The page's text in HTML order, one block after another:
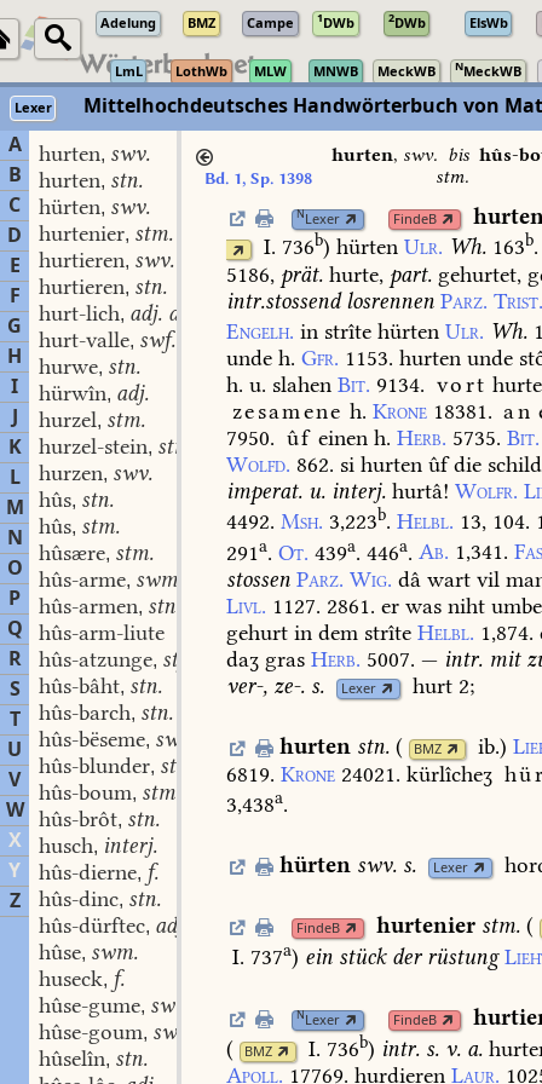
Adelung BMZ Campe 1DWb 2DWb ElsWb
LmL LothWb MLW MNWB MeckWB NMeckWB
Lexer
Mittelhochdeutsches Handwörterbuch von
A
B
C
D
E
F
G
H
I
J
K
L
M
N
O
P
Q
R
S
T
U
V
W
X
Y
Z
hurten, swv.
hurten, stn.
hürten, swv.
hurtenier, stm.
hurtieren, swv.
hurtieren, stn.
hurt-lich, adj. adv.
hurt-valle, swf.
hurwe, stn.
hürwîn, adj.
hurzel, stm.
hurzel-stein, stm.
hurzen, swv.
hûs, stn.
hûs, stm.
hûsære, stm.
hûs-arme, swm.
hûs-armen, stn.
hûs-arm-liute
hûs-atzunge, stf.
hûs-bâht, stn.
hûs-barch, stn.
hûs-bëseme, swm.
hûs-blunder, stm.
hûs-boum, stm.
hûs-brôt, stn.
husch, interj.
hûs-dierne, f.
hûs-dinc, stn.
hûs-dürftec, adj.
hûse, swm.
huseck, f.
hûse-gume, swm.
hûse-goum, swm.
hûselîn, stn.
Bd. 1, Sp. 1398
hurten, swv. bis hûs-
stm.
NLexer FindeB
I. 736b) hürten Ulr. Wh. 163b.
5186, prät. hurte, part. gehurtet,
intr.stossendlosrennen Parz.
Engelh. in strîte hürten Ulr. Wh.
unde h. Gfr. 1153. hurten unde
h. u. slahen Bit. 9134. vort
zesamene h. Krone 18381. an
7950. ûf einenh. Herb. 5735. Bit.
Wolfd. 862. si hurten ûfdie
imperat. u. interj. hurtâ! Wolfr.
4492. Msh. 3,223b. Helbl. 13, 104.
291a. Ot. 439a. 446a. Ab. 1,341.
stossen Parz. Wig. dâ wart vil
Livl. 1127. 2861. er was niht umbe
gehurt in dem strîte Helbl. 1,874.
daʒ gras Herb. 5007. — intr. mit
ver-, ze-. s. Lexer hurt 2;
hurten stn. ( BMZ ib.)
6819. Krone 24021. kürlîcheʒ
3,438a.
hürten swv. s. Lexer
FindeB hurtenier stm. (
I. 737a) ein stückderrüstung
NLexer FindeB
(
BMZ I. 736b) intr. s. v. a.
Apoll. 17769. hurdieren Laur.